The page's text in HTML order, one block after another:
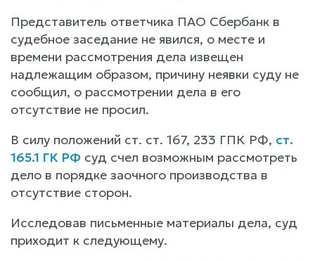
Представитель ответчика ПАО Сбербанк в
судебное заседание не явился, о месте и
времени рассмотрения дела извещен
надлежащим образом, причину неявки суду не
сообщил, о рассмотрении дела в его
отсутствие не просил.
В силу положений ст. ст. 167, 233 ГПК РФ, ст.
165.1 ГК РФ суд счел возможным рассмотреть
дело в порядке заочного производства в
отсутствие сторон.
Исследовав письменные материалы дела, суд
приходит к следующему.